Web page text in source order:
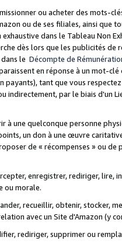
ou acheter des mots-
ou de ses filiales, ainsi que
dans le Tableau Non
dès lors que les publicités de
le Décompte de
en réponse à un mot-
payants), tant que vous
indirectement, par le biais d'un
à une quelconque personne
un don à une œuvre
de « récompenses » ou
enregistrer, rediriger,
ou morale.
recueillir, obtenir, stocker,
avec un Site d'Amazon (y
rediriger, supprimer ou